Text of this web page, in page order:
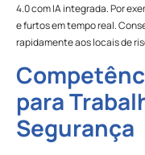
4.0 com IA integrada. Por
e furtos em tempo real.
rapidamente aos locais de
para
Segurança